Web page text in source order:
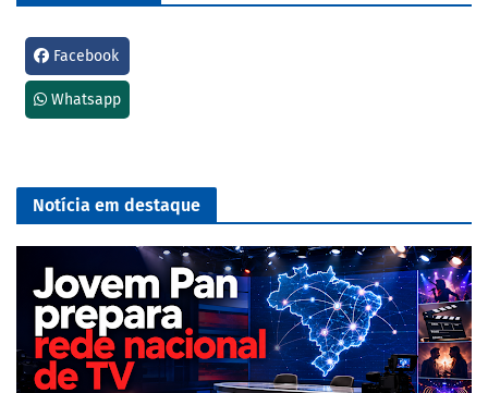
Facebook
Whatsapp
Notícia em destaque